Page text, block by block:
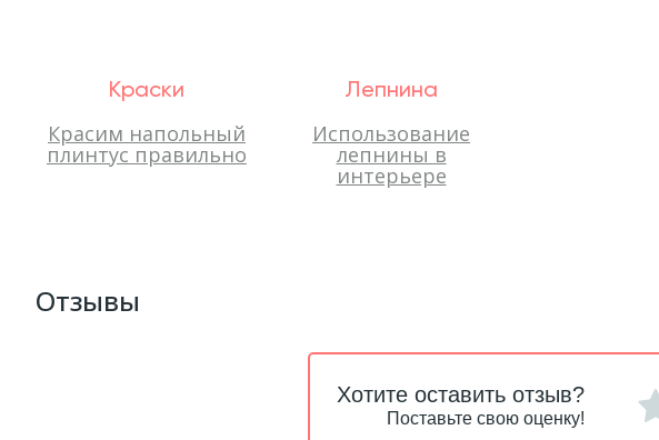
Краски
Красим напольный
плинтус правильно
Лепнина
Использование
лепнины в
интерьере
Отзывы
Хотите оставить отзыв?
Поставьте свою оценку!